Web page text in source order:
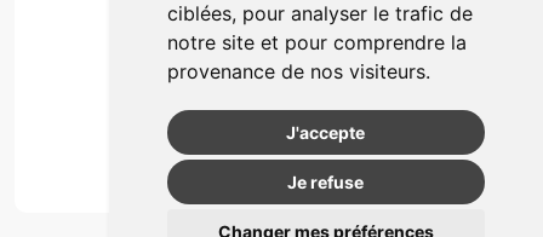
ciblées, pour analyser le trafic de
notre site et pour comprendre la
provenance de nos visiteurs.
J'accepte
Je refuse
Changer mes préférences
Retrait & Livriason
Retrait en automate ou Locker
Livraison chez vous